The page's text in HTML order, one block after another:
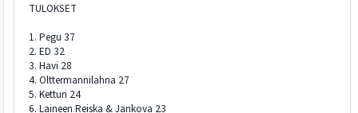
TULOKSET
1. Pegu 37
2. ED 32
3. Havi 28
4. Olttermannilahna 27
5. Ketturi 24
6. Laineen Reiska & Jankova 23